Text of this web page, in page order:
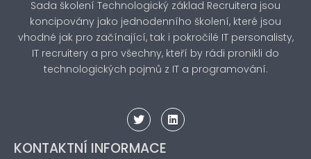
Sada školení Technologický základ Recruitera jsou
koncipovány jako jednodenního školení, které jsou
vhodné jak pro začínající, tak i pokročilé IT personalisty,
IT recruitery a pro všechny, kteří by rádi pronikli do
technologických pojmů z IT a programování.
KONTAKTNÍ INFORMACE